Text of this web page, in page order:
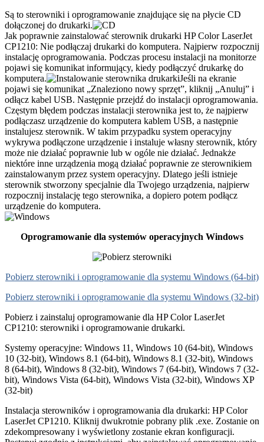
Są to sterowniki i oprogramowanie znajdujące się na płycie CD
dołączonej do drukarki.
Jak poprawnie zainstalować sterownik drukarki HP Color LaserJet
CP1210: Nie podłączaj drukarki do komputera. Najpierw rozpocznij
instalację oprogramowania. Podczas procesu instalacji na monitorze
pojawi się komunikat informujący, kiedy podłączyć drukarkę do
komputera.
Jeśli na ekranie
pojawi się komunikat „Znaleziono nowy sprzęt”, kliknij „Anuluj” i
odłącz kabel USB. Następnie przejdź do instalacji oprogramowania.
Częstym błędem podczas instalacji sterownika jest to, że najpierw
podłączasz urządzenie do komputera kablem USB, a następnie
instalujesz sterownik. W takim przypadku system operacyjny
wykrywa podłączone urządzenie i instaluje własny sterownik, który
może nie działać poprawnie lub w ogóle nie działać. Jednakże
niektóre inne urządzenia mogą działać poprawnie ze sterownikiem
zainstalowanym przez system operacyjny. Dlatego jeśli istnieje
sterownik stworzony specjalnie dla Twojego urządzenia, najpierw
rozpocznij instalację tego sterownika, a dopiero potem podłącz
urządzenie do komputera.
Oprogramowanie dla systemów operacyjnych Windows
Pobierz sterowniki i oprogramowanie dla systemu Windows (64-bit)
Pobierz sterowniki i oprogramowanie dla systemu Windows (32-bit)
Pobierz i zainstaluj oprogramowanie dla HP Color LaserJet
CP1210: sterowniki i oprogramowanie drukarki.
Systemy operacyjne: Windows 11, Windows 10 (64-bit), Windows
10 (32-bit), Windows 8.1 (64-bit), Windows 8.1 (32-bit), Windows
8 (64-bit), Windows 8 (32-bit), Windows 7 (64-bit), Windows 7 (32-
bit), Windows Vista (64-bit), Windows Vista (32-bit), Windows XP
(32-bit)
Instalacja sterowników i oprogramowania dla drukarki: HP Color
LaserJet CP1210. Kliknij dwukrotnie pobrany plik .exe. Zostanie on
zdekompresowany i wyświetlony zostanie ekran konfiguracji.